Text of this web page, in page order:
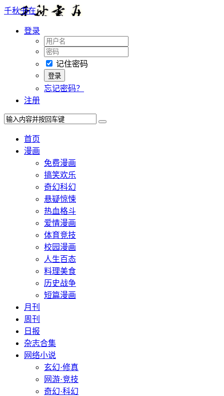
千秋书在
登录
记住密码
忘记密码？
注册
首页
漫画
免费漫画
搞笑欢乐
奇幻科幻
悬疑惊悚
热血格斗
爱情漫画
体育竞技
校园漫画
人生百态
料理美食
历史战争
短篇漫画
月刊
周刊
日报
杂志合集
网络小说
玄幻·修真
网游·竞技
奇幻·科幻